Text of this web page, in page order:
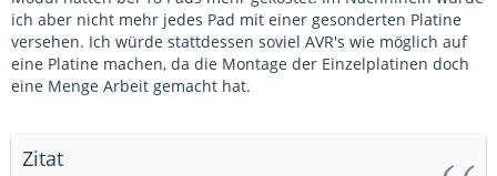
ich aber nicht mehr jedes Pad mit einer gesonderten Platine
versehen. Ich würde stattdessen soviel AVR's wie möglich auf
eine Platine machen, da die Montage der Einzelplatinen doch
eine Menge Arbeit gemacht hat.
Zitat